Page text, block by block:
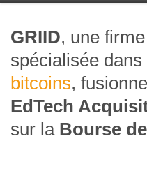
GRIID, une
spécialisée dans
bitcoins,
EdTech
sur la Bourse